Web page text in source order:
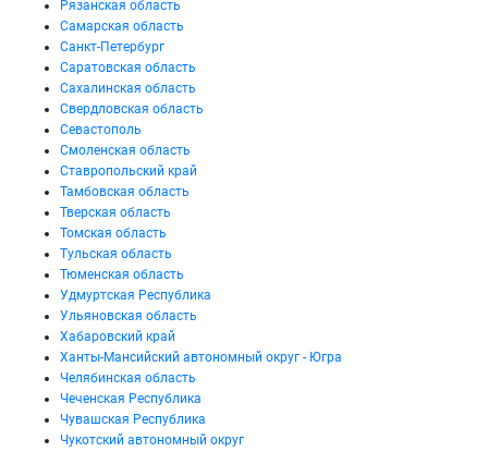
Рязанская область
Самарская область
Санкт-Петербург
Саратовская область
Сахалинская область
Свердловская область
Севастополь
Смоленская область
Ставропольский край
Тамбовская область
Тверская область
Томская область
Тульская область
Тюменская область
Удмуртская Республика
Ульяновская область
Хабаровский край
Ханты-Мансийский автономный округ - Югра
Челябинская область
Чеченская Республика
Чувашская Республика
Чукотский автономный округ